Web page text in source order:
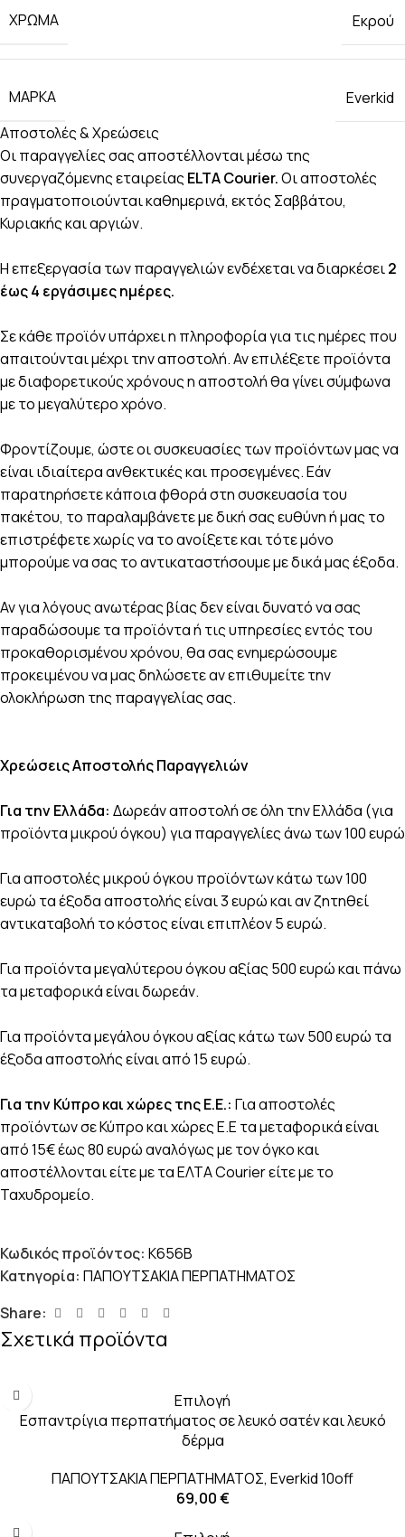
ΧΡΏΜΑ Εκρού
ΜΆΡΚΑ
Everkid
Αποστολές & Χρεώσεις
Οι παραγγελίες σας αποστέλλονται μέσω της
συνεργαζόμενης εταιρείας ELTA Courier.Οι αποστολές
πραγματοποιούνται καθημερινά, εκτός Σαββάτου,
Κυριακής και αργιών.
Η επεξεργασία των παραγγελιών ενδέχεται να διαρκέσει2
έως 4 εργάσιμες ημέρες.
Σε κάθε προϊόν υπάρχει η πληροφορία για τις ημέρες που
απαιτούνται μέχρι την αποστολή. Αν επιλέξετε προϊόντα
με διαφορετικούς χρόνους η αποστολή θα γίνει σύμφωνα
με το μεγαλύτερο χρόνο.
Φροντίζουμε, ώστε οι συσκευασίες των προϊόντων μας να
είναι ιδιαίτερα ανθεκτικές και προσεγμένες. Εάν
παρατηρήσετε κάποια φθορά στη συσκευασία του
πακέτου, το παραλαμβάνετε με δική σας ευθύνη ή μας το
επιστρέφετε χωρίς να το ανοίξετε και τότε μόνο
μπορούμε να σας το αντικαταστήσουμε με δικά μας έξοδα.
Αν για λόγους ανωτέρας βίας δεν είναι δυνατό να σας
παραδώσουμε τα προϊόντα ή τις υπηρεσίες εντός του
προκαθορισμένου χρόνου, θα σας ενημερώσουμε
προκειμένου να μας δηλώσετε αν επιθυμείτε την
ολοκλήρωση της παραγγελίας σας.
Χρεώσεις Αποστολής Παραγγελιών
Για την Ελλάδα: Δωρεάν αποστολή σε όλη την Ελλάδα (για
προϊόντα μικρού όγκου) για παραγγελίες άνω των 100 ευρώ
Για αποστολές μικρού όγκου προϊόντων κάτω των 100
ευρώ τα έξοδα αποστολής είναι 3 ευρώ και αν ζητηθεί
αντικαταβολή το κόστος είναι επιπλέον 5 ευρώ.
Για προϊόντα μεγαλύτερου όγκου αξίας 500 ευρώ και πάνω
τα μεταφορικά είναι δωρεάν.
Για προϊόντα μεγάλου όγκου αξίας κάτω των 500 ευρώ τα
έξοδα αποστολής είναι από 15 ευρώ.
Για την Κύπρο και χώρες της Ε.Ε.: Για αποστολές
προϊόντων σε Κύπρο και χώρες Ε.Ε τα μεταφορικά είναι
από 15€ έως 80 ευρώ αναλόγως με τον όγκο και
αποστέλλονται είτε με τα ΕΛΤΑ Courier είτε με το
Ταχυδρομείο.
Κωδικός προϊόντος: K656B
Κατηγορία: ΠΑΠΟΥΤΣΑΚΙΑ ΠΕΡΠΑΤΗΜΑΤΟΣ
Share:
Σχετικά προϊόντα
Επιλογή
Εσπαντρίγια περπατήματος σε λευκό σατέν και λευκό
δέρμα
ΠΑΠΟΥΤΣΑΚΙΑ ΠΕΡΠΑΤΗΜΑΤΟΣ, Everkid 10off
69,00€